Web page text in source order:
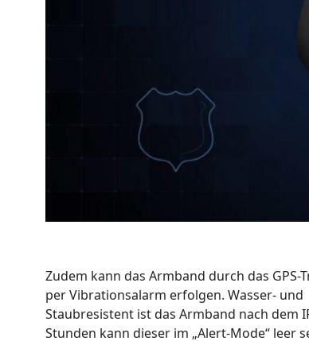
Zudem kann das Armband durch das
per Vibrationsalarm erfolgen. Wasser- und
Staubresistent ist das Armband nach dem
Stunden kann dieser im „Alert-Mode“ leer